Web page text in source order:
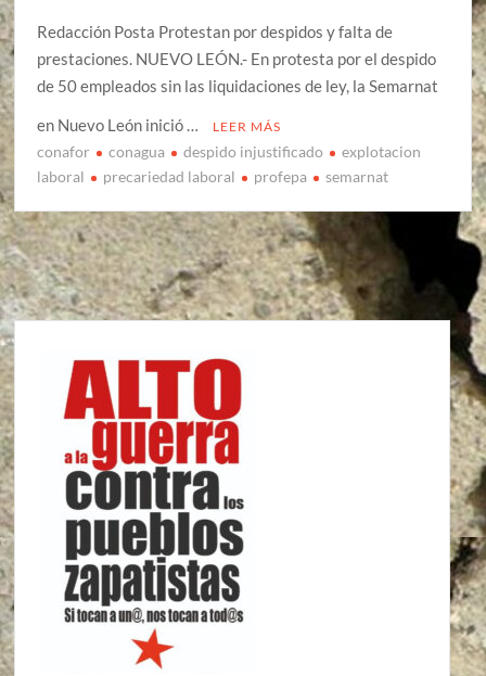
Redacción Posta Protestan por despidos y falta de
prestaciones. NUEVO LEÓN.- En protesta por el despido
de 50 empleados sin las liquidaciones de ley, la Semarnat
en Nuevo León inició …
LEER MÁS
conafor conagua despido injustificado
explotacion
laboral
precariedad laboral profepa semarnat